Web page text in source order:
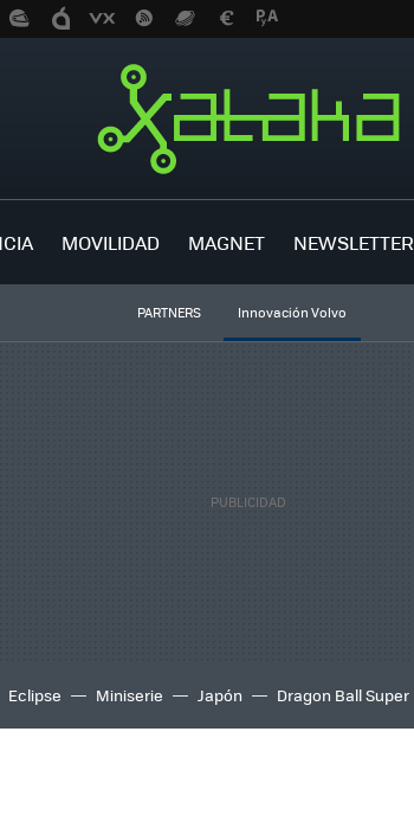
MOVILIDAD MAGNET NEWSLETTER
PARTNERS Innovación Volvo
Eclipse Miniserie Japón Dragon Ball Super